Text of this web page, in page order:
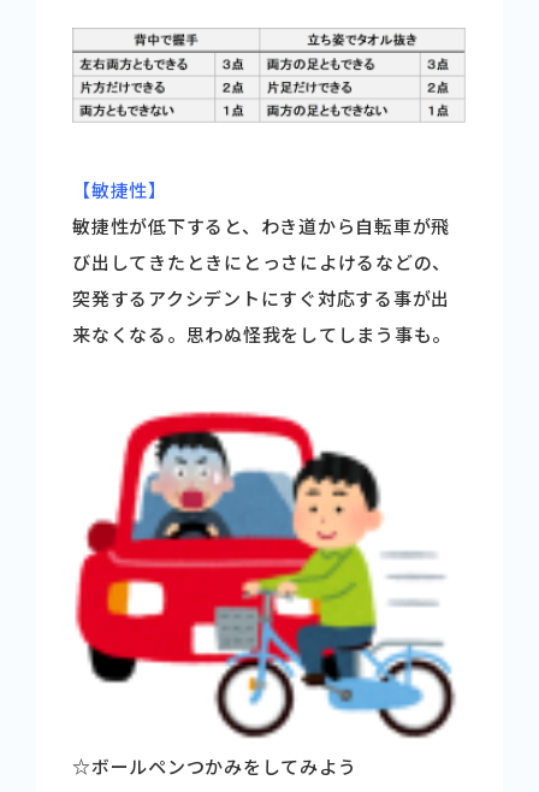
【敏捷性】
敏捷性が低下すると、わき道から自転車が飛
び出してきたときにとっさによけるなどの、
突発するアクシデントにすぐ対応する事が出
来なくなる。思わぬ怪我をしてしまう事も。
☆ボールペンつかみをしてみよう